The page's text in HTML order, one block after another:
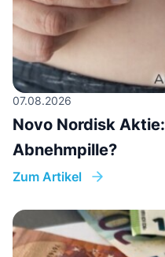
07.08.2026
Novo Nordisk
Abnehmpille?
Zum Artikel